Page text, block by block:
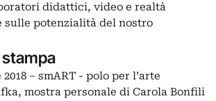
didattici, video e realtà
potenzialità del nostro
– smART - polo per l’arte
mostra personale di Carola Bonfili